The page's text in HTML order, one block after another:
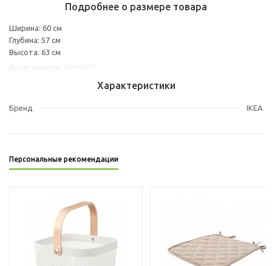
Подробнее о размере товара
Ширина: 60 см
Глубина: 57 см
Высота: 63 см
Характеристики
Бренд IKEA
Персональные рекомендации